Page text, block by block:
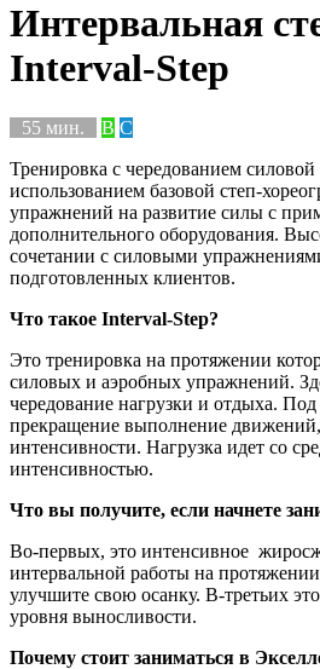
Интервальная
Interval-Step
55 мин. B C
Тренировка с чередованием
использованием базовой степ-
упражнений на развитие силы с
дополнительного оборудования.
сочетании с силовыми
подготовленных клиентов.
Что такое Interval-Step?
Это тренировка на протяжении
силовых и аэробных упражнений.
чередование нагрузки и отдыха.
прекращение выполнение
интенсивности. Нагрузка идет со
интенсивностью.
Что вы получите, если начнете
Во-первых, это интенсивное
интервальной работы на
улучшите свою осанку. В-третьих
уровня выносливости.
Почему стоит заниматься в